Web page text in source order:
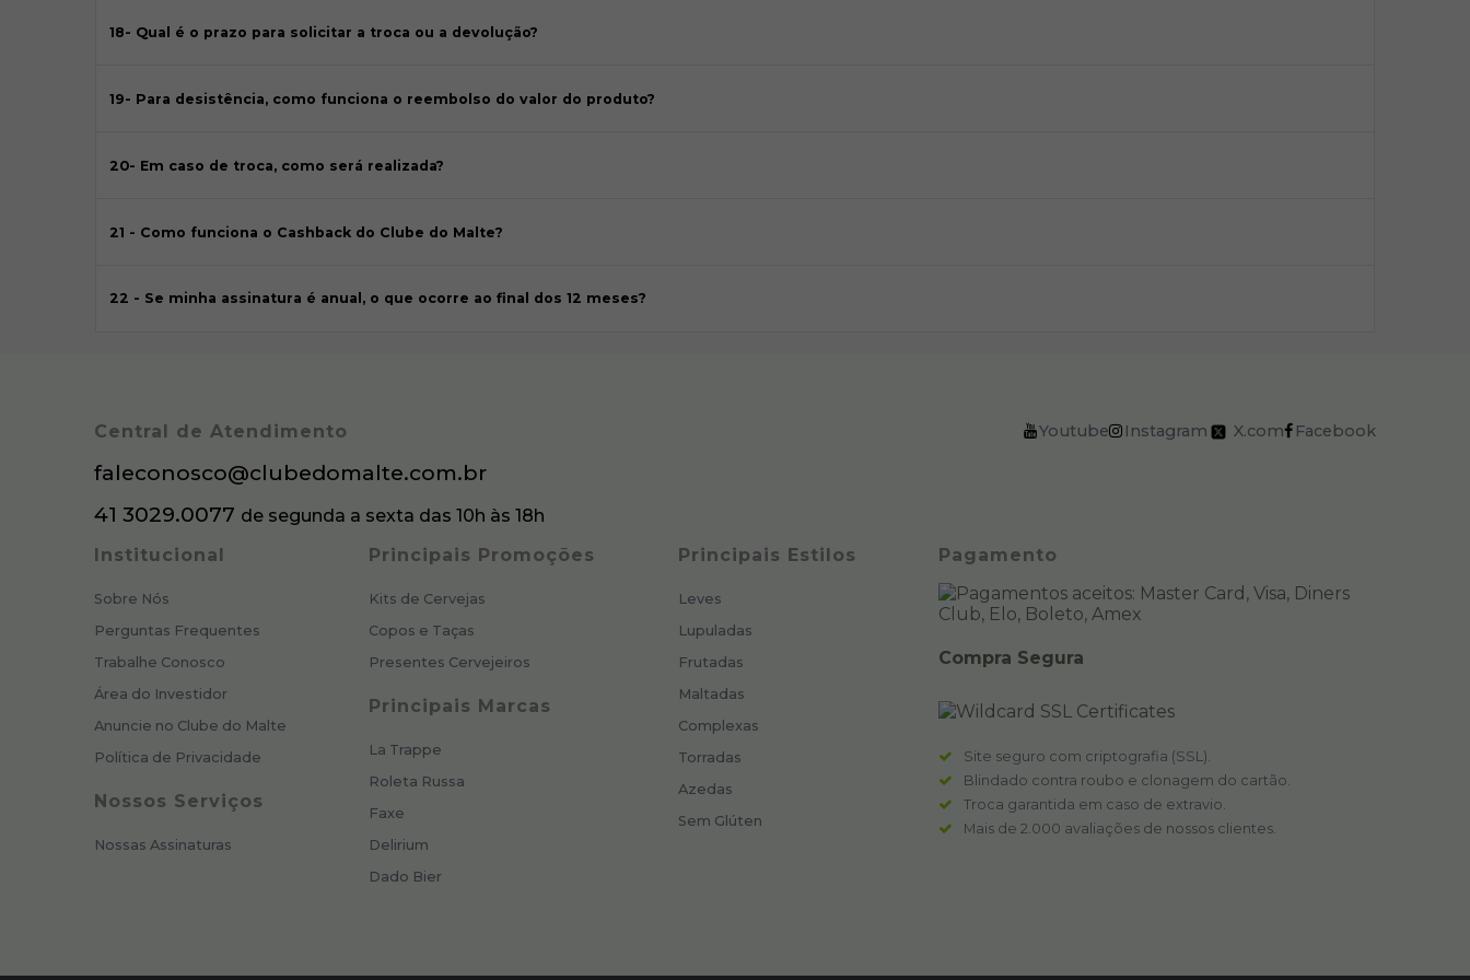
18- Qual é o prazo para solicitar a troca ou a devolução?
19- Para desistência, como funciona o reembolso do valor do produto?
20- Em caso de troca, como será realizada?
21 - Como funciona o Cashback do Clube do Malte?
22 - Se minha assinatura é anual, o que ocorre ao final dos 12 meses?
Central de Atendimento
faleconosco@clubedomalte.com.br
41 3029.0077 de segunda a sexta das 10h às 18h
Youtube Instagram X.com Facebook
Institucional
Sobre Nós
Perguntas Frequentes
Trabalhe Conosco
Área do Investidor
Anuncie no Clube do Malte
Política de Privacidade
Nossos Serviços
Nossas Assinaturas
Principais Promoções
Kits de Cervejas
Copos e Taças
Presentes Cervejeiros
Principais Marcas
La Trappe
Roleta Russa
Faxe
Delirium
Dado Bier
Principais Estilos
Leves
Lupuladas
Frutadas
Maltadas
Complexas
Torradas
Azedas
Sem Glúten
Pagamento
Compra Segura
Site seguro com criptografia (SSL).
Blindado contra roubo e clonagem do cartão.
Troca garantida em caso de extravio.
Mais de 2.000 avaliações de nossos clientes.